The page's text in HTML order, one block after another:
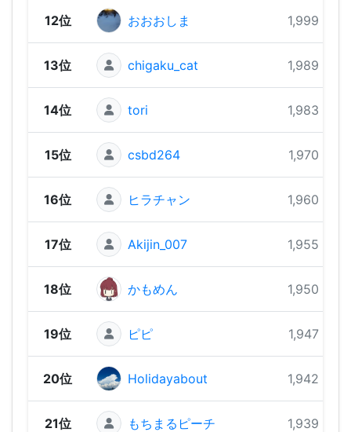
12位 おおおしま 1,999 pts
13位 chigaku_cat 1,989 pts
14位 tori 1,983 pts
15位 csbd264 1,970 pts
16位 ヒラチャン 1,960 pts
17位 Akijin_007 1,955 pts
18位 かもめん 1,950 pts
19位 ピピ 1,947 pts
20位 Holidayabout 1,942 pts
21位 もちまるピーチ 1,939 pts